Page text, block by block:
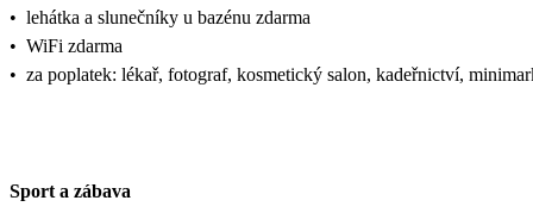
• lehátka a slunečníky u bazénu zdarma
• WiFi zdarma
• za poplatek: lékař, fotograf, kosmetický salon, kadeřnictví,
Sport a zábava